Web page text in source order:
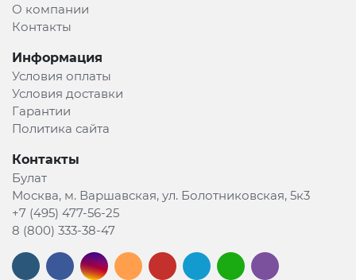
О компании
Контакты
Информация
Условия оплаты
Условия доставки
Гарантии
Политика сайта
Контакты
Булат
Москва, м. Варшавская, ул. Болотниковская, 5к3
+7 (495) 477-56-25
8 (800) 333-38-47